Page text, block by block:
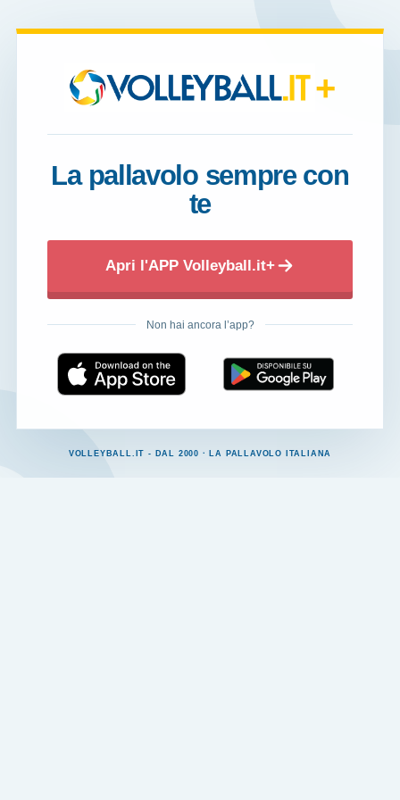
+
La pallavolo sempre con
te
Apri l'APP Volleyball.it+
Non hai ancora l’app?
VOLLEYBALL.IT - DAL 2000 · LA PALLAVOLO ITALIANA